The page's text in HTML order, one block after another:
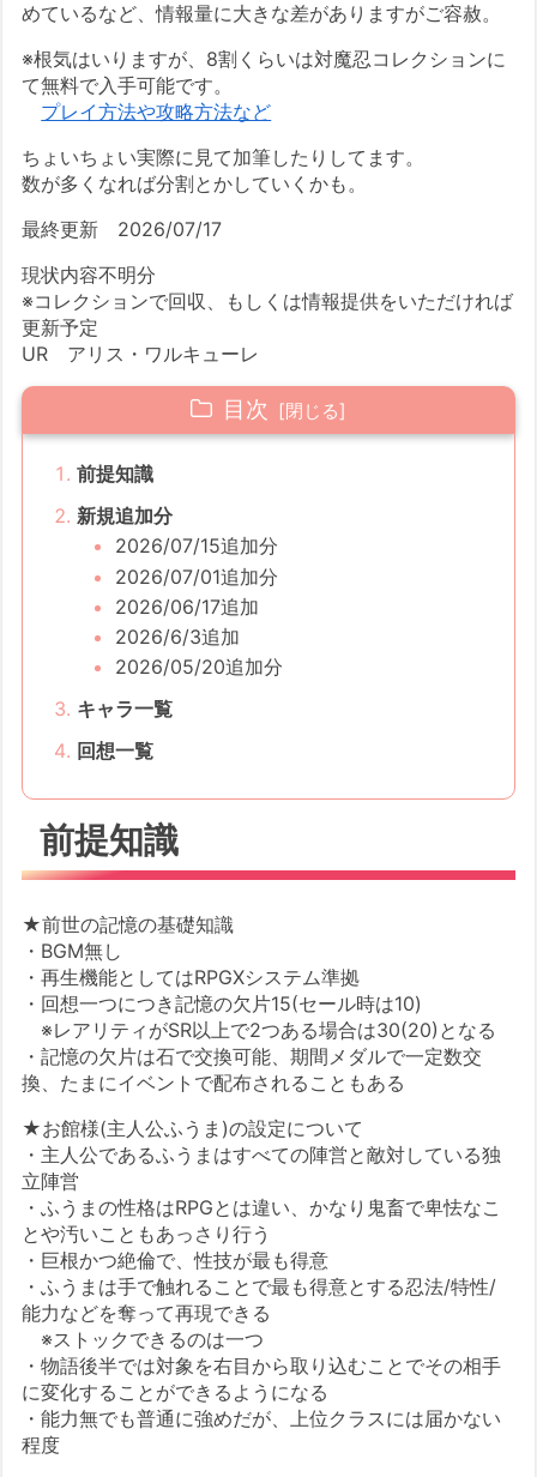
めているなど、情報量に大きな差がありますがご容赦。
※根気はいりますが、8割くらいは対魔忍コレクションに
て無料で入手可能です。
プレイ方法や攻略方法など
ちょいちょい実際に見て加筆したりしてます。
数が多くなれば分割とかしていくかも。
最終更新 2026/07/17
現状内容不明分
※コレクションで回収、もしくは情報提供をいただければ
更新予定
UR アリス・ワルキューレ
目次
前提知識
新規追加分
2026/07/15追加分
2026/07/01追加分
2026/06/17追加
2026/6/3追加
2026/05/20追加分
キャラ一覧
回想一覧
前提知識
★前世の記憶の基礎知識
・BGM無し
・再生機能としてはRPGXシステム準拠
・回想一つにつき記憶の欠片15(セール時は10)
※レアリティがSR以上で2つある場合は30(20)となる
・記憶の欠片は石で交換可能、期間メダルで一定数交
換、たまにイベントで配布されることもある
★お館様(主人公ふうま)の設定について
・主人公であるふうまはすべての陣営と敵対している独
立陣営
・ふうまの性格はRPGとは違い、かなり鬼畜で卑怯なこ
とや汚いこともあっさり行う
・巨根かつ絶倫で、性技が最も得意
・ふうまは手で触れることで最も得意とする忍法/特性/
能力などを奪って再現できる
※ストックできるのは一つ
・物語後半では対象を右目から取り込むことでその相手
に変化することができるようになる
・能力無でも普通に強めだが、上位クラスには届かない
程度